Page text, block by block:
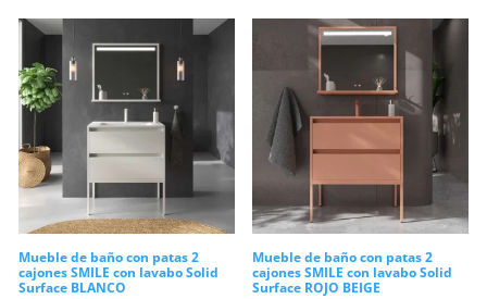
Mueble de baño con patas 2
cajones SMILE con lavabo Solid
Surface BLANCO
Mueble de baño con patas 2
cajones SMILE con lavabo Solid
Surface ROJO BEIGE